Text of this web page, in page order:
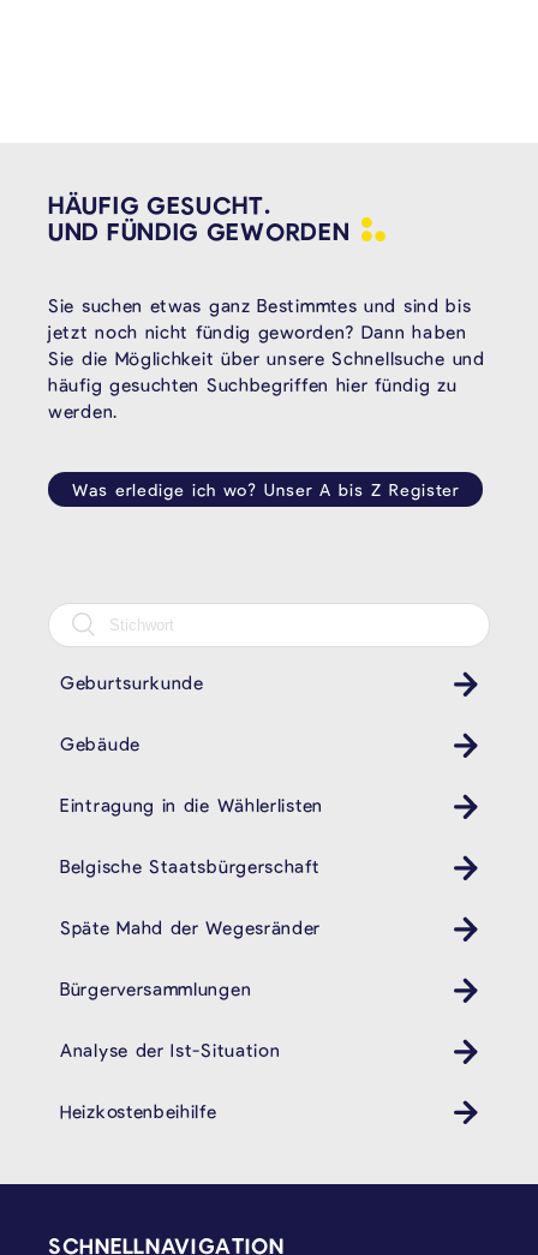
HÄUFIG GESUCHT.
UND FÜNDIG GEWORDEN
Sie suchen etwas ganz Bestimmtes und sind bis
jetzt noch nicht fündig geworden? Dann haben
Sie die Möglichkeit über unsere Schnellsuche und
häufig gesuchten Suchbegriffen hier fündig zu
werden.
Was erledige ich wo? Unser A bis Z Register
Geburtsurkunde
Gebäude
Eintragung in die Wählerlisten
Belgische Staatsbürgerschaft
Späte Mahd der Wegesränder
Bürgerversammlungen
Analyse der Ist-Situation
Heizkostenbeihilfe
SCHNELLNAVIGATION